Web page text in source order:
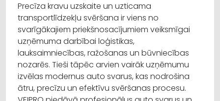
Precīza kravu uzskaite un uzticama
transportlīdzekļu svēršana ir viens no
svarīgākajiem priekšnosacījumiem veiksmīgai
uzņēmuma darbībai loģistikas,
lauksaimniecības, ražošanas un būvniecības
nozarēs. Tieši tāpēc arvien vairāk uzņēmumu
izvēlas modernus auto svarus, kas nodrošina
ātru, precīzu un efektīvu svēršanas procesu.